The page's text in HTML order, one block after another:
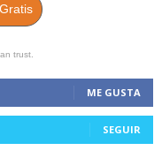
trust.
ME GUSTA
SEGUIR